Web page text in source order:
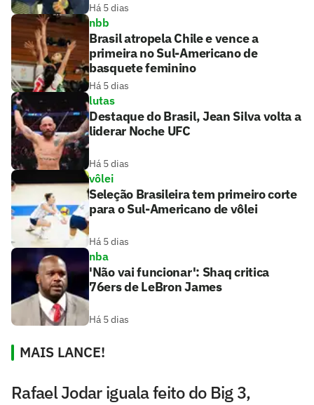
Há 5 dias
nbb
Brasil atropela Chile e vence a
primeira no Sul-Americano de
basquete feminino
Há 5 dias
lutas
Destaque do Brasil, Jean Silva volta a
liderar Noche UFC
Há 5 dias
vôlei
Seleção Brasileira tem primeiro corte
para o Sul-Americano de vôlei
Há 5 dias
nba
'Não vai funcionar': Shaq critica
76ers de LeBron James
Há 5 dias
MAIS LANCE!
Rafael Jodar iguala feito do Big 3,